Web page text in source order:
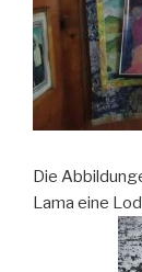
Die
Lama eine